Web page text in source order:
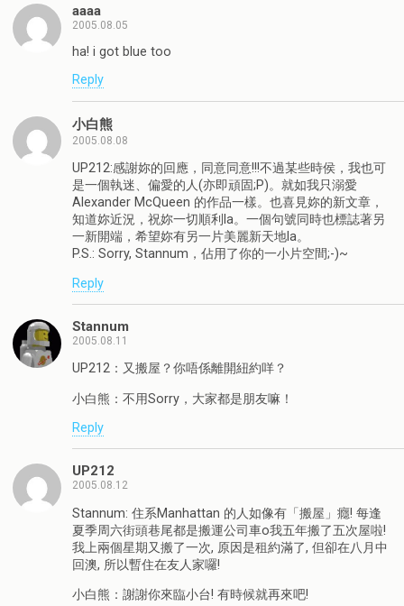
aaaa
2005.08.05
ha! i got blue too
Reply
小白熊
2005.08.08
UP212:感謝妳的回應，同意同意!!!不過某些時侯，我也可
是一個執迷、偏愛的人(亦即頑固;P)。就如我只溺愛
Alexander McQueen 的作品一樣。也喜見妳的新文章，
知道妳近況，祝妳一切順利la。一個句號同時也標誌著另
一新開端，希望妳有另一片美麗新天地la。
P.S.: Sorry, Stannum，佔用了你的一小片空間;-)~
Reply
Stannum
2005.08.11
UP212：又搬屋？你唔係離開紐約咩？
小白熊：不用Sorry，大家都是朋友嘛！
Reply
UP212
2005.08.12
Stannum: 住系Manhattan 的人如像有「搬屋」癮! 每逢
夏季周六街頭巷尾都是搬運公司車o我五年搬了五次屋啦!
我上兩個星期又搬了一次, 原因是租約滿了, 但卻在八月中
回澳, 所以暫住在友人家囉!
小白熊：謝謝你來臨小台! 有時候就再來吧!